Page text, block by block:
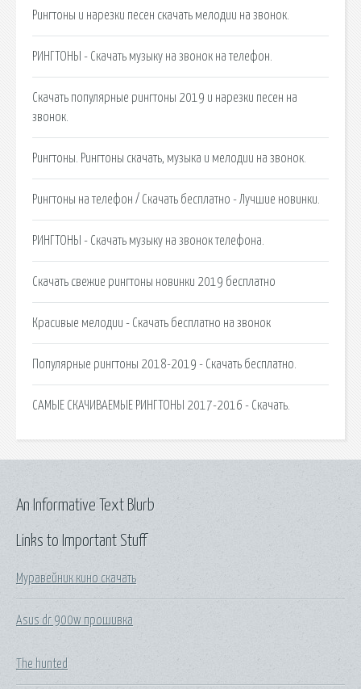
Рингтоны и нарезки песен скачать мелодии на звонок.
РИНГТОНЫ - Скачать музыку на звонок на телефон.
Скачать популярные рингтоны 2019 и нарезки песен на
звонок.
Рингтоны. Рингтоны скачать, музыка и мелодии на звонок.
Рингтоны на телефон / Скачать бесплатно - Лучшие новинки.
РИНГТОНЫ - Скачать музыку на звонок телефона.
Скачать свежие рингтоны новинки 2019 бесплатно
Красивые мелодии - Скачать бесплатно на звонок
Популярные рингтоны 2018-2019 - Скачать бесплатно.
САМЫЕ СКАЧИВАЕМЫЕ РИНГТОНЫ 2017-2016 - Скачать.
Links to Important Stuff
Муравейник кино скачать
Asus dr 900w прошивка
The hunted
An Informative Text Blurb